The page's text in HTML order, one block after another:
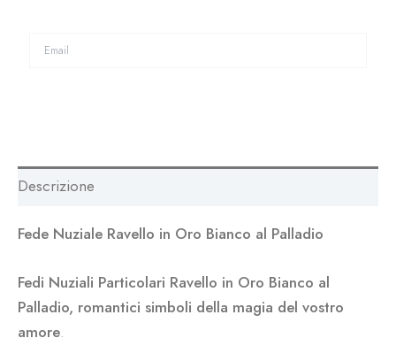
Descrizione
Fede Nuziale Ravello in Oro Bianco al Palladio
Fedi Nuziali Particolari Ravello in Oro Bianco al
Palladio, romantici simboli della magia del vostro
amore.